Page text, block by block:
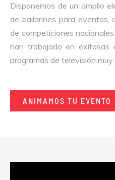
Disponemos de un amplio
de bailarines para eventos,
de competiciones
han trabajado en exitosas
programas de televisión
ANIMAMOS TU EVENTO